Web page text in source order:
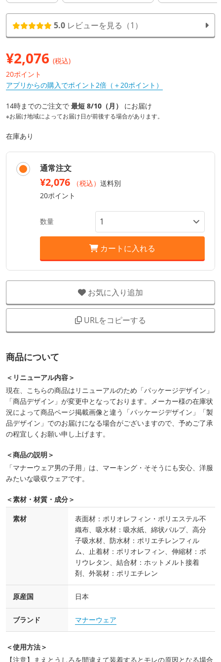
5.0 レビューを見る（1）
¥2,076 (税込)
20ポイント
アプリからの購入でポイント2倍（＋20ポイント）
14時までのご注文で 最短 8/10（月） にお届け
※お届け地域によってお届け日が前後する場合があります。
在庫あり
通常注文
¥2,076 （税込） 送料別
20ポイント
数量
カートに入れる
お気に入り追加
URLをコピーする
商品について
＜リニューアル内容＞
現在、こちらの商品はリニューアルのため「パッケージデザイン」
「商品デザイン」が変更中となっております。メーカー様の在庫状
況によって商品ページ掲載画像と違う「パッケージデザイン」「製
品デザイン」でのお届けになる場合がございますので、予めご了承
の程宜しくお願い申し上げます。
＜商品の説明＞
「マナーウェア男の子用」は、マーキング・そそうにも安心、洋服
みたいな吸収ウェアです。
＜素材・材質・成分＞
素材
表面材：ポリオレフィン・ポリエステル不
織布、吸水材：吸水紙、綿状パルプ、高分
子吸水材、防水材：ポリエチレンフィル
ム、止着材：ポリオレフィン、伸縮材：ポ
リウレタン、結合材：ホットメルト接着
剤、外装材：ポリエチレン
原産国 日本
ブランド マナーウェア
＜使用方法＞
【注意】まえとうしろを間違えて装着するとモレの原因となる場合